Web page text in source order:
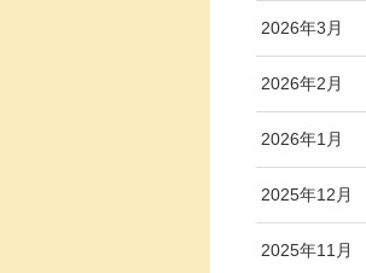
2026年3月
2026年2月
2026年1月
2025年12月
2025年11月